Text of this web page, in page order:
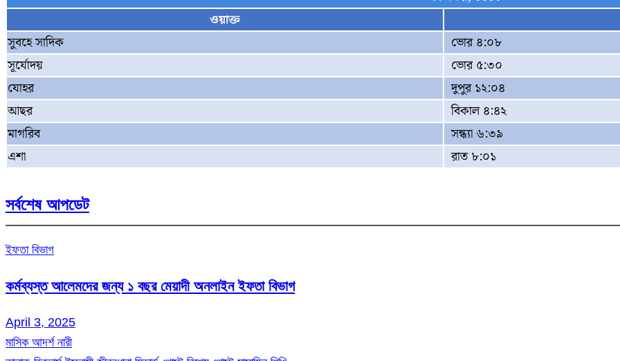
ওয়াক্ত
সুবহে সাদিক
ভোর ৪:০৮
সূর্যোদয়
ভোর ৫:৩০
যোহর
দুপুর ১২:০৪
আছর
বিকাল ৪:৪২
মাগরিব
সন্ধ্যা ৬:৩৯
এশা
রাত ৮:০১
সর্বশেষ আপডেট
ইফতা বিভাগ
কর্মব্যস্ত আলেমদের জন্য ১ বছর মেয়াদী অনলাইন ইফতা বিভাগ
April 3, 2025
মাসিক আদর্শ নারী